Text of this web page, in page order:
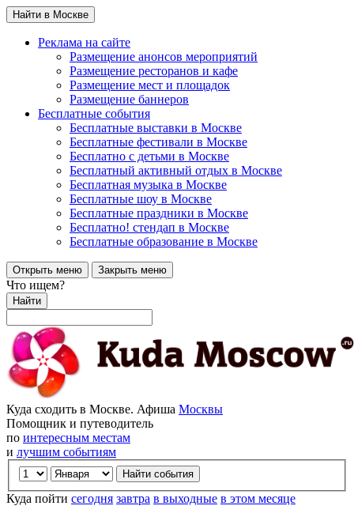
Найти в Москве
Реклама на сайте
Размещение анонсов мероприятий
Размещение ресторанов и кафе
Размещение мест и площадок
Размещение баннеров
Бесплатные события
Бесплатные выставки в Москве
Бесплатные фестивали в Москве
Бесплатно с детьми в Москве
Бесплатный активный отдых в Москве
Бесплатная музыка в Москве
Бесплатные шоу в Москве
Бесплатные праздники в Москве
Бесплатно! стендап в Москве
Бесплатные образование в Москве
Открыть меню Закрыть меню
Что ищем?
Найти
Куда сходить в Москве. Афиша Москвы
Помощник и путеводитель
по интересным местам
и лучшим событиям
Куда пойти сегодня завтра в выходные в этом месяце